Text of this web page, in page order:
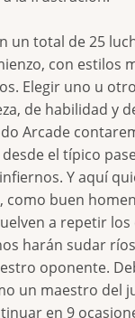
un total de 25
con estilos
Elegir uno u
de habilidad y
Arcade
el típico
Y aquí
como buen
a repetir
harán sudar
oponente.
un maestro del
en 9